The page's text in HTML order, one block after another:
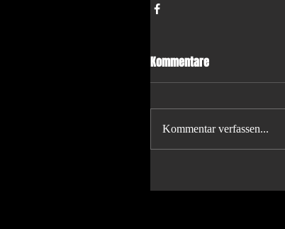
Kommentare
Kommentar verfassen...